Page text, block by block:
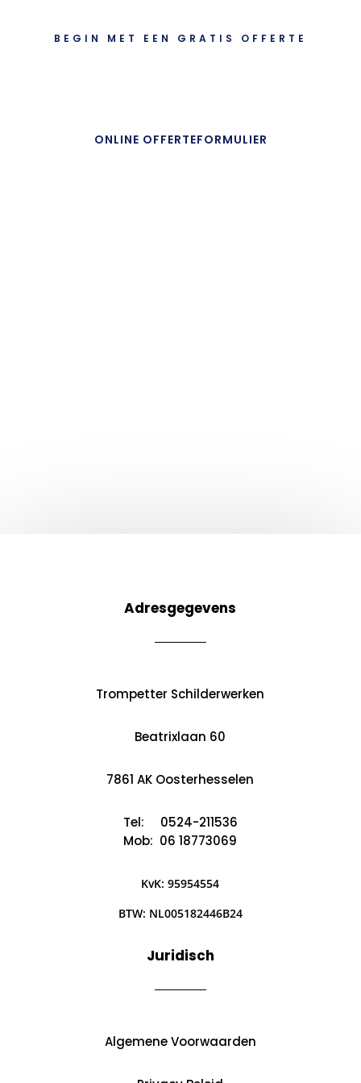
BEGIN MET EEN GRATIS OFFERTE
ONLINE OFFERTEFORMULIER
Adresgegevens
Trompetter Schilderwerken
Beatrixlaan 60
7861 AK Oosterhesselen
Tel: 0524-211536
Mob: 06 18773069
KvK: 95954554
BTW: NL005182446B24
Juridisch
Algemene Voorwaarden